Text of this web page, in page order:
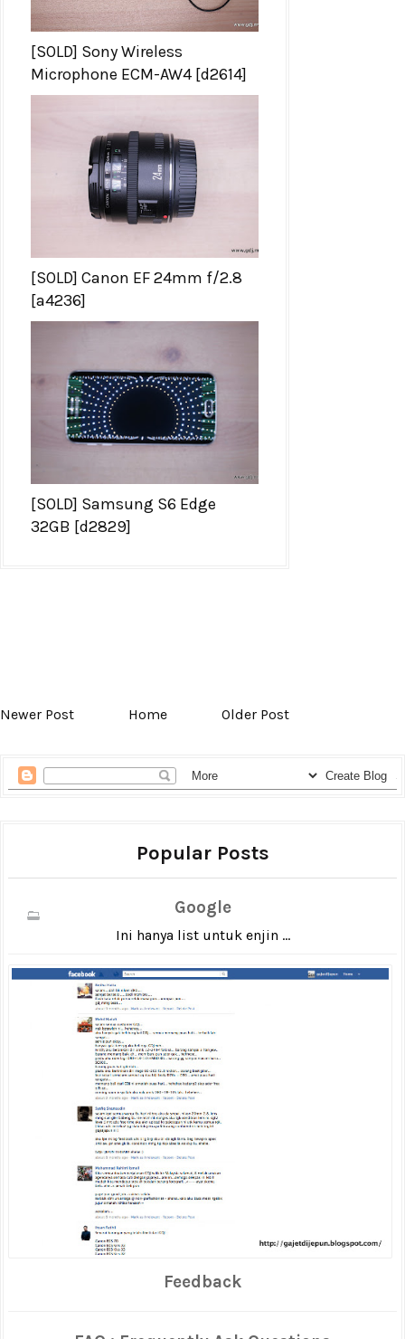
[SOLD] Sony Wireless
Microphone ECM-AW4 [d2614]
[SOLD] Canon EF 24mm f/2.8
[a4236]
[SOLD] Samsung S6 Edge
32GB [d2829]
Newer Post Home Older Post
Popular Posts
Google
Ini hanya list untuk enjin ...
Feedback